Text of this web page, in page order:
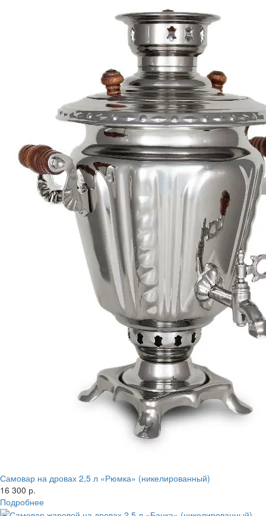
Самовар на дровах 2,5 л «Рюмка» (никелированный)
16 300 р.
Подробнее